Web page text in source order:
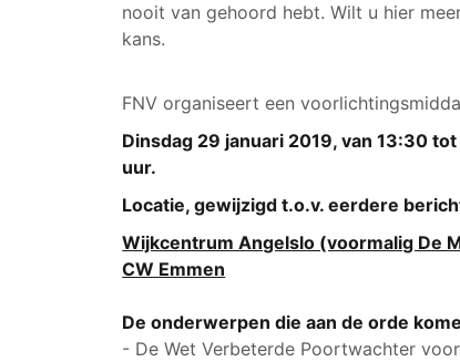
nooit van gehoord hebt. Wilt u hier
kans.
FNV organiseert een
Dinsdag 29 januari 2019, van 13:30
uur.
Locatie, gewijzigd t.o.v. eerdere
Wijkcentrum Angelslo (voormalig De
CW Emmen
De onderwerpen die aan de orde
- De Wet Verbeterde Poortwachter